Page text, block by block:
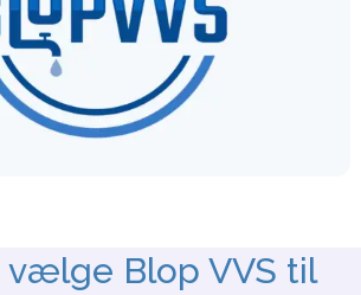
vælge Blop VVS til